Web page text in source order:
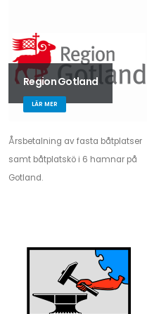
Region Gotland
LÄR MER
Årsbetalning av fasta båtplatser
samt båtplatskö i 6 hamnar på
Gotland.